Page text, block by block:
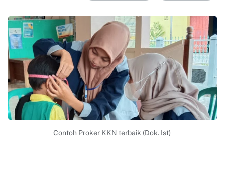
Contoh Proker KKN terbaik (Dok. Ist)